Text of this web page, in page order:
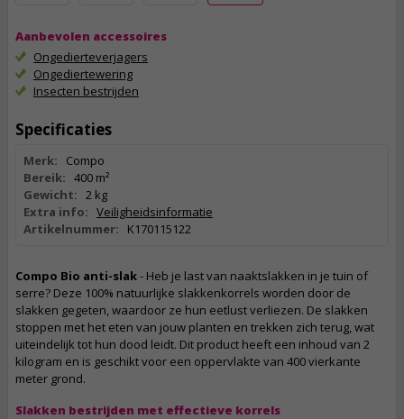
Aanbevolen accessoires
Ongedierteverjagers
Ongediertewering
Insecten bestrijden
Specificaties
Merk:
Compo
Bereik: 400 m²
Gewicht: 2 kg
Extra info: Veiligheidsinformatie
Artikelnummer:
K170115122
Compo Bio anti-slak- Heb je last van naaktslakken in je tuin of
serre? Deze 100% natuurlijke slakkenkorrels worden door de
slakken gegeten, waardoor ze hun eetlust verliezen. De slakken
stoppen met het eten van jouw planten en trekken zich terug, wat
uiteindelijk tot hun dood leidt. Dit product heeft een inhoud van 2
kilogram en is geschikt voor een oppervlakte van 400 vierkante
meter grond.
Slakken bestrijden met effectieve korrels